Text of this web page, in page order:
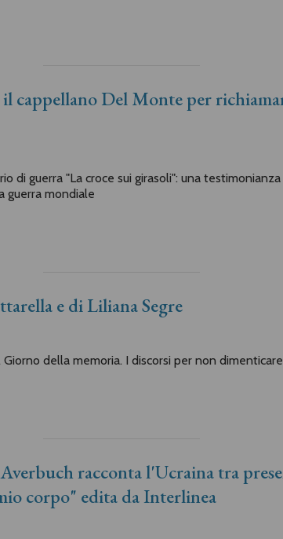
cappellano Del Monte per
di guerra "La croce sui girasoli": una
guerra mondiale
e di Liliana Segre
della memoria. I discorsi per non
racconta l'Ucraina tra
corpo" edita da Interlinea